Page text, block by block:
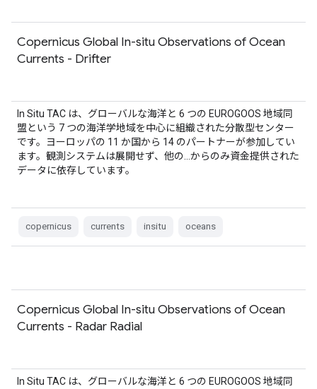
Copernicus Global In-situ Observations of Ocean
Currents - Drifter
In Situ TAC は、グローバルな海洋と 6 つの EUROGOOS 地域同
盟という 7 つの海洋学地域を中心に組織された分散型センター
です。ヨーロッパの 11 か国から 14 のパートナーが参加してい
ます。観測システムは展開せず、他の…からのみ資金提供された
データに依存しています。
copernicus currents insitu oceans
Copernicus Global In-situ Observations of Ocean
Currents - Radar Radial
In Situ TAC は、グローバルな海洋と 6 つの EUROGOOS 地域同